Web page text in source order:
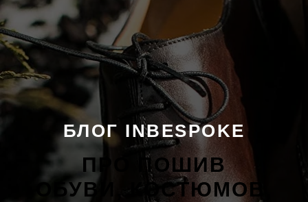
БЛОГ INBESPOKE
ПРО ПОШИВ
ОБУВИ, КОСТЮМОВ,